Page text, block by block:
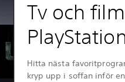
Tv och
Hitta nästa
kryp upp i soffan inför